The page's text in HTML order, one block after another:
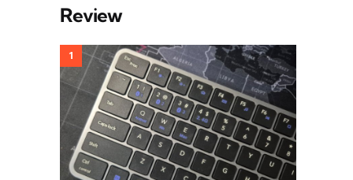
Review